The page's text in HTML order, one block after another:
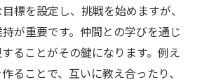
標を設定し、挑戦を始めますが、
が重要です。仲間との学びを通じ
ることがその鍵になります。例え
ることで、互いに教え合ったり、